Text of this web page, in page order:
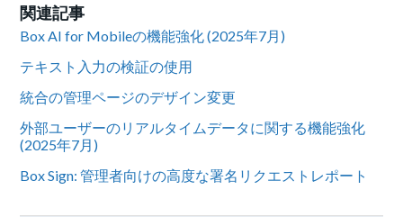
関連記事
Box AI for Mobileの機能強化 (2025年7月)
テキスト入力の検証の使用
統合の管理ページのデザイン変更
外部ユーザーのリアルタイムデータに関する機能強化
(2025年7月)
Box Sign: 管理者向けの高度な署名リクエストレポート